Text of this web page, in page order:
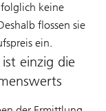
keine
flossen sie
ein.
einzig die